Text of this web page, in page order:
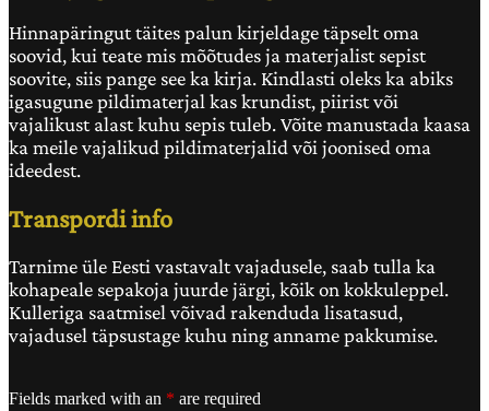
Hinnapäringut täites palun kirjeldage täpselt oma
soovid, kui teate mis mõõtudes ja materjalist sepist
soovite, siis pange see ka kirja. Kindlasti oleks ka abiks
igasugune pildimaterjal kas krundist, piirist või
vajalikust alast kuhu sepis tuleb. Võite manustada kaasa
ka meile vajalikud pildimaterjalid või joonised oma
ideedest.
Transpordi info
Tarnime üle Eesti vastavalt vajadusele, saab tulla ka
kohapeale sepakoja juurde järgi, kõik on kokkuleppel.
Kulleriga saatmisel võivad rakenduda lisatasud,
vajadusel täpsustage kuhu ning anname pakkumise.
Fields marked with an * are required